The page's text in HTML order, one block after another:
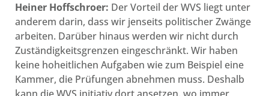
Heiner Hoffschroer: Der Vorteil der WVS liegt unter
anderem darin, dass wir jenseits politischer Zwänge
arbeiten. Darüber hinaus werden wir nicht durch
Zuständigkeitsgrenzen eingeschränkt. Wir haben
keine hoheitlichen Aufgaben wie zum Beispiel eine
Kammer, die Prüfungen abnehmen muss. Deshalb